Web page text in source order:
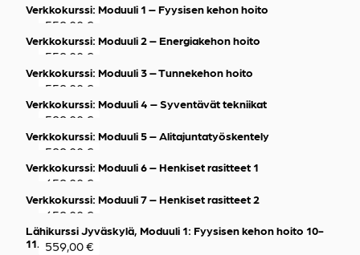
559,00 €
Verkkokurssi: Moduuli 1 – Fyysisen kehon hoito
559,00 €
Verkkokurssi: Moduuli 2 – Energiakehon hoito
559,00 €
Verkkokurssi: Moduuli 3 – Tunnekehon hoito
599,00 €
Verkkokurssi: Moduuli 4 – Syventävät tekniikat
599,00 €
Verkkokurssi: Moduuli 5 – Alitajuntatyöskentely
659,00 €
Verkkokurssi: Moduuli 6 – Henkiset rasitteet 1
659,00 €
Verkkokurssi: Moduuli 7 – Henkiset rasitteet 2
559,00€
Lähikurssi Jyväskylä, Moduuli 1: Fyysisen kehon hoito 10-
11.10.2026